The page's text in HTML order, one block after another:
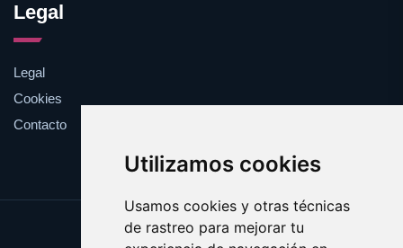
Utilizamos cookies
Usamos cookies y otras técnicas
de rastreo para mejorar tu
Legal
Legal
Cookies
Contacto
Update cookies preferences